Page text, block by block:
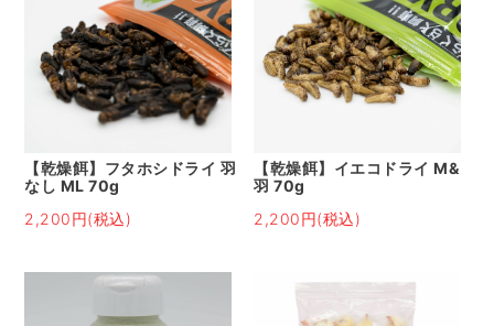
【乾燥餌】フタホシドライ 羽
なし ML 70g
2,200円(税込)
【乾燥餌】イエコドライ M&
羽 70g
2,200円(税込)